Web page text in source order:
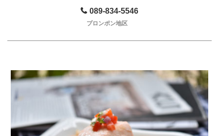
089-834-5546
プロンポン地区